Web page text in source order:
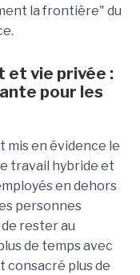
la frontière" du
et vie privée :
pour les
mis en évidence le
travail hybride et
en dehors
personnes
rester au
de temps avec
consacré plus de